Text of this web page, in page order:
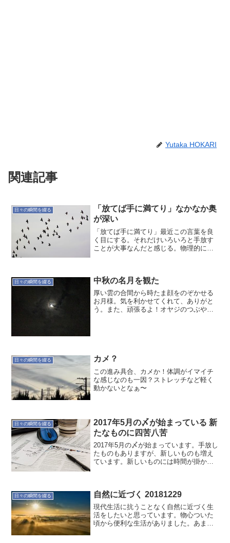
Yutaka HOKARI
関連記事
日々の瞬間を綴る
「放てば手に満てり」なかなか奥
が深い
「放てば手に満てり」最近この言葉を良
く目にする。それだけいろいろと手放す
ことが大事なんだと感じる。物理的に手
じだろうか。身の回りが少...
日々の瞬間を綴る 中秋の名月を観た
厚い雲の合間から時たま顔をのぞかせる
お月様。気を利かせてくれて、ありがと
う。また、頑張るよ！オヤジのつぶや
日々の瞬間を綴る カメ？
この進み具合、カメか！体調がイマイチ
な感じなのも一因？ストレッチなど軽く
動かないとなぁ〜
日々の瞬間を綴る
2017年5月の〆が始まっている 新
たなものに四苦八苦
2017年5月の〆が始まっています。手放し
たものもありますが、新しいものも増え
ています。新しいものには時間が掛かり
を上手くしないと続...
日々の瞬間を綴る 自然に近づく 20181229
現代生活に抗うことなく自然に近づく生
活をしたいと思っています。物心ついた
頃から便利な生活がありました。あまり